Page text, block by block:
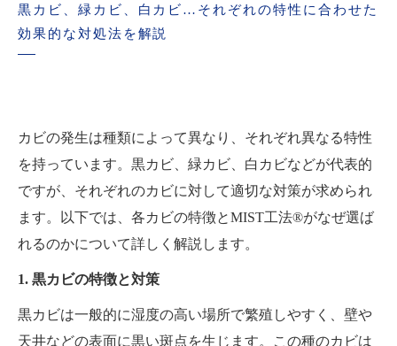
黒カビ、緑カビ、白カビ…それぞれの特性に合わせた
効果的な対処法を解説
カビの発生は種類によって異なり、それぞれ異なる特性
を持っています。黒カビ、緑カビ、白カビなどが代表的
ですが、それぞれのカビに対して適切な対策が求められ
ます。以下では、各カビの特徴とMIST工法®がなぜ選ば
れるのかについて詳しく解説します。
1. 黒カビの特徴と対策
黒カビは一般的に湿度の高い場所で繁殖しやすく、壁や
天井などの表面に黒い斑点を生じます。この種のカビは